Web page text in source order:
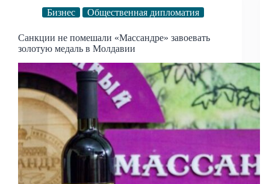
Бизнес Общественная дипломатия
Санкции не помешали «Массандре» завоевать
золотую медаль в Молдавии